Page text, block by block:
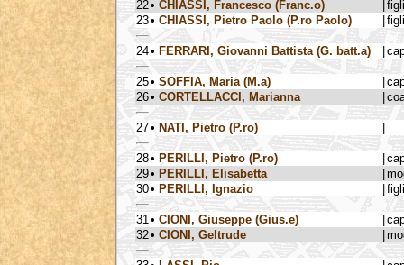
22• CHIASSI, Francesco (Franc.o)
23• CHIASSI, Pietro Paolo (P.ro Paolo)
24• FERRARI, Giovanni Battista (G. batt.a)
25• SOFFIA, Maria (M.a)
26• CORTELLACCI, Marianna
27• NATI, Pietro (P.ro)
28• PERILLI, Pietro (P.ro)
29• PERILLI, Elisabetta
30• PERILLI, Ignazio
31 • CIONI, Giuseppe (Gius.e)
32• CIONI, Geltrude